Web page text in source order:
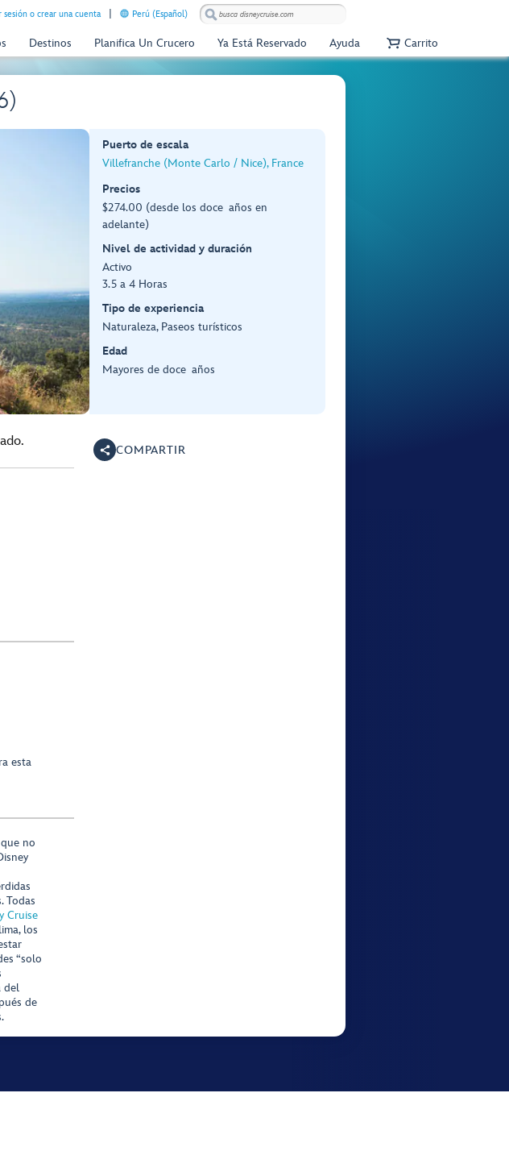
sesión o crear una cuenta Perú (Español)
Destinos Planifica Un Crucero Ya Está Reservado Ayuda Carrito
Puerto de escala
Villefranche (Monte Carlo / Nice), France
Precios
$274.00 (desde los doce años en
adelante)
Nivel de actividad y duración
Activo
3.5 a 4 Horas
Tipo de experiencia
Naturaleza, Paseos turísticos
Edad
Mayores de doce años
esta
no
Todas
Cruise
los
“solo
del
de
COMPARTIR